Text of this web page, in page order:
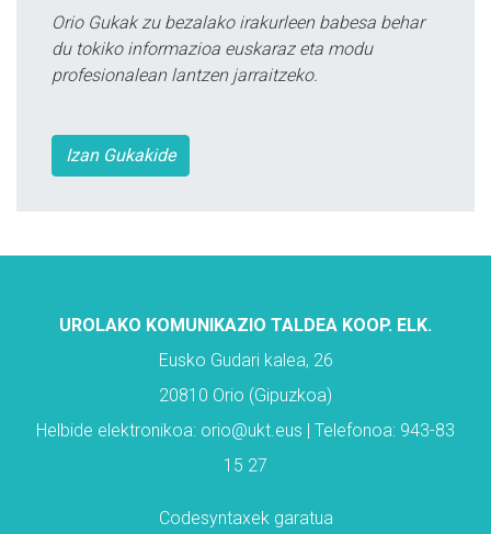
Orio Gukak zu bezalako irakurleen babesa behar
du tokiko informazioa euskaraz eta modu
profesionalean lantzen jarraitzeko.
Izan Gukakide
UROLAKO KOMUNIKAZIO TALDEA KOOP. ELK.
Eusko Gudari kalea, 26
20810 Orio (Gipuzkoa)
Helbide elektronikoa: orio@ukt.eus | Telefonoa: 943-83
15 27
Codesyntaxek garatua